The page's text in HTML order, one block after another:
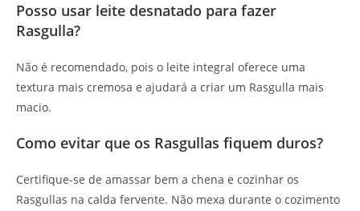
Posso usar leite desnatado para fazer
Rasgulla?
Não é recomendado, pois o leite integral oferece uma
textura mais cremosa e ajudará a criar um Rasgulla mais
macio.
Como evitar que os Rasgullas fiquem duros?
Certifique-se de amassar bem a chena e cozinhar os
Rasgullas na calda fervente. Não mexa durante o cozimento